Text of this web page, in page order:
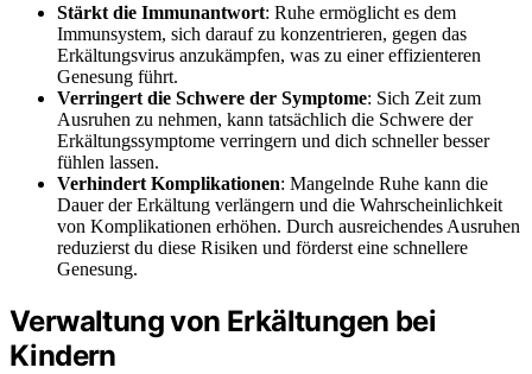
Stärkt die Immunantwort: Ruhe ermöglicht es dem
Immunsystem, sich darauf zu konzentrieren, gegen das
Erkältungsvirus anzukämpfen, was zu einer effizienteren
Genesung führt.
Verringert die Schwere der Symptome: Sich Zeit zum
Ausruhen zu nehmen, kann tatsächlich die Schwere der
Erkältungssymptome verringern und dich schneller besser
fühlen lassen.
Verhindert Komplikationen: Mangelnde Ruhe kann die
Dauer der Erkältung verlängern und die Wahrscheinlichkeit
von Komplikationen erhöhen. Durch ausreichendes Ausruhen
reduzierst du diese Risiken und förderst eine schnellere
Genesung.
Verwaltung von Erkältungen bei
Kindern